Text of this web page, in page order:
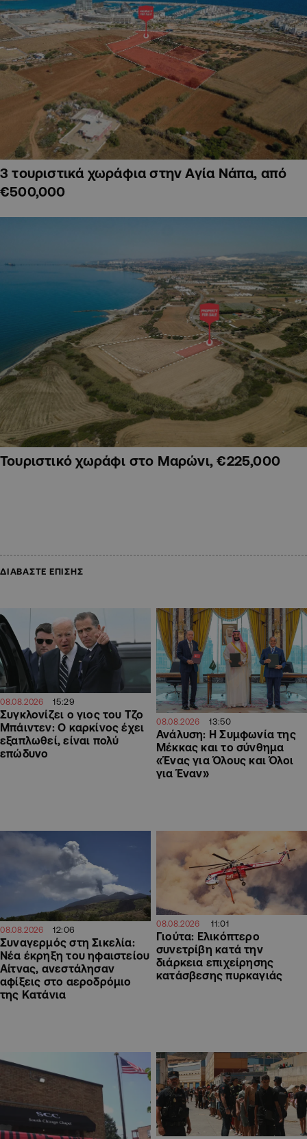
3 τουριστικά χωράφια στην Αγία Νάπα, από
€500,000
Τουριστικό χωράφι στο Μαρώνι, €225,000
ΔΙΑΒΑΣΤΕ ΕΠΙΣΗΣ
08.08.2026 15:29
Συγκλονίζει ο γιος του Τζο
Μπάιντεν: Ο καρκίνος έχει
εξαπλωθεί, είναι πολύ
επώδυνο
08.08.2026 13:50
Ανάλυση: Η Συμφωνία της
Μέκκας και το σύνθημα
«Ένας για Όλους και Όλοι
για Έναν»
08.08.2026 12:06
Συναγερμός στη Σικελία:
Νέα έκρηξη του ηφαιστείου
Αίτνας, ανεστάλησαν
αφίξεις στο αεροδρόμιο
της Κατάνια
08.08.2026 11:01
Γιούτα: Ελικόπτερο
συνετρίβη κατά την
διάρκεια επιχείρησης
κατάσβεσης πυρκαγιάς